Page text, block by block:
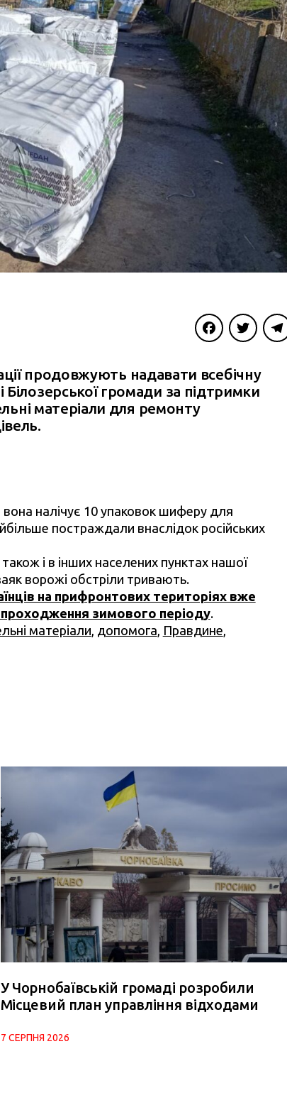
продовжують надавати всебічну
громади за підтримки
матеріали для ремонту
налічує 10 упаковок шиферу для
постраждали внаслідок російських
і в інших населених пунктах нашої
ворожі обстріли тривають.
на прифронтових територіях вже
зимового періоду.
матеріали, допомога, Правдине,
У Чорнобаївській громаді розробили
Місцевий план управління відходами
7 СЕРПНЯ 2026